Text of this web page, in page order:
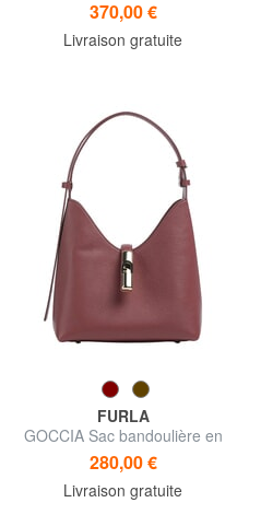
avec bandoulière
370,00 €
Livraison gratuite
FURLA
GOCCIA Sac bandoulière en
cuir
280,00 €
Livraison gratuite